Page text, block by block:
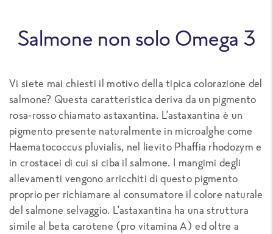
Salmone non solo Omega 3
Vi siete mai chiesti il motivo della tipica colorazione del
salmone? Questa caratteristica deriva da un pigmento
rosa-rosso chiamato astaxantina. L’astaxantina è un
pigmento presente naturalmente in microalghe come
Haematococcus pluvialis, nel lievito Phaffia rhodozym e
in crostacei di cui si ciba il salmone. I mangimi degli
allevamenti vengono arricchiti di questo pigmento
proprio per richiamare al consumatore il colore naturale
del salmone selvaggio. L’astaxantina ha una struttura
simile al beta carotene (pro vitamina A) ed oltre a